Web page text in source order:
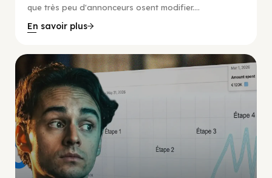
que très peu d'annonceurs osent modifier....
En savoir plus